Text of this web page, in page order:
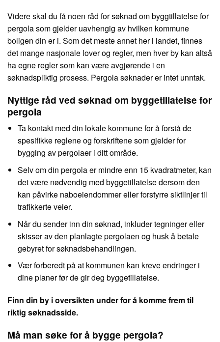
Videre skal du få noen råd for søknad om byggtillatelse for
pergola som gjelder uavhengig av hvilken kommune
boligen din er i. Som det meste annet her i landet, finnes
det mange nasjonale lover og regler, men hver by kan altså
ha egne regler som kan være avgjørende i en
søknadspliktig prosess. Pergola søknader er intet unntak.
Nyttige råd ved søknad om byggetillatelse for
pergola
Ta kontakt med din lokale kommune for å forstå de
spesifikke reglene og forskriftene som gjelder for
bygging av pergolaer i ditt område.
Selv om din pergola er mindre enn 15 kvadratmeter, kan
det være nødvendig med byggetillatelse dersom den
kan påvirke naboeiendommer eller forstyrre siktlinjer til
trafikkerte veier.
Når du sender inn din søknad, inkluder tegninger eller
skisser av den planlagte pergolaen og husk å betale
gebyret for søknadsbehandlingen.
Vær forberedt på at kommunen kan kreve endringer i
dine planer før de gir deg byggetillatelse.
Finn din by i oversikten under for å komme frem til
riktig søknadsside.
Må man søke for å bygge pergola?